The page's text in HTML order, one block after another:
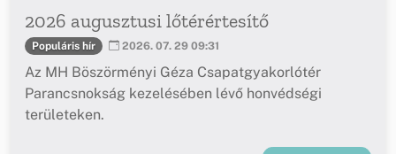
2026 augusztusi lőtérértesítő
Populáris hír 2026. 07. 29 09:31
Az MH Böszörményi Géza Csapatgyakorlótér
Parancsnokság kezelésében lévő honvédségi
területeken.